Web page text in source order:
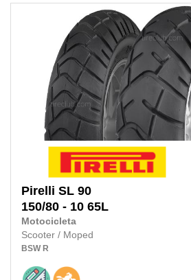
Pirelli SL 90
150/80 - 10 65L
Motocicleta
Scooter / Moped
BSW R